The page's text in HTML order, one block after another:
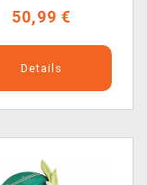
50,99 €
Details